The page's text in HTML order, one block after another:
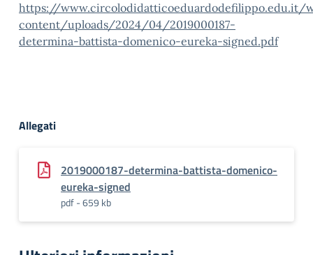
https://www.circolodidatticoeduardodefilippo.edu.it/
content/uploads/2024/04/2019000187-
determina-battista-domenico-eureka-signed.pdf
Allegati
2019000187-determina-battista-domenico-
eureka-signed
pdf - 659 kb